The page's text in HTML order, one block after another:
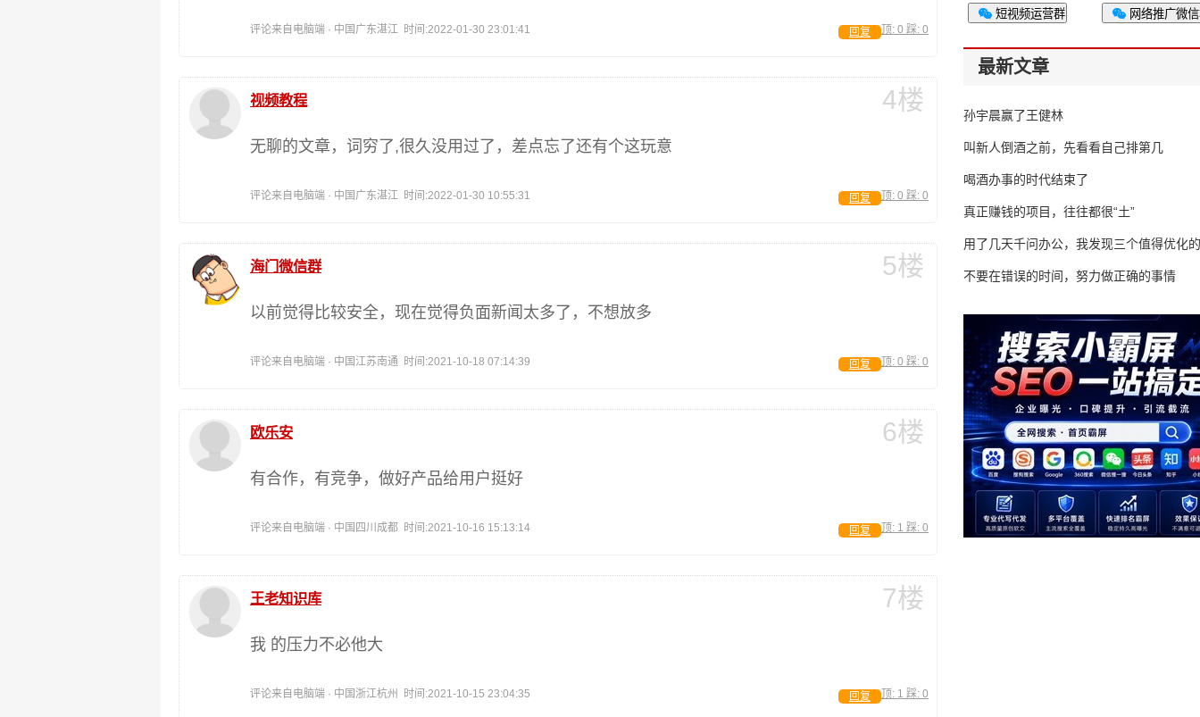
评论来自电脑端 · 中国广东湛江 时间:2022-01-30 23:01:41 顶: 0 踩: 0
回复
4楼
视频教程
无聊的文章，词穷了,很久没用过了，差点忘了还有个这玩意
评论来自电脑端 · 中国广东湛江 时间:2022-01-30 10:55:31 顶: 0 踩: 0
回复
5楼
海门微信群
以前觉得比较安全，现在觉得负面新闻太多了，不想放多
评论来自电脑端 · 中国江苏南通 时间:2021-10-18 07:14:39 顶: 0 踩: 0
回复
6楼
欧乐安
有合作，有竞争，做好产品给用户挺好
评论来自电脑端 · 中国四川成都 时间:2021-10-16 15:13:14 顶: 1 踩: 0
回复
7楼
王老知识库
我 的压力不必他大
评论来自电脑端 · 中国浙江杭州 时间:2021-10-15 23:04:35 顶: 1 踩: 0
回复
短视频运营群 网络推广微
最新文章
孙宇晨赢了王健林
叫新人倒酒之前，先看看自己排第几
喝酒办事的时代结束了
真正赚钱的项目，往往都很“土”
用了几天千问办公，我发现三个值得优化
不要在错误的时间，努力做正确的事情